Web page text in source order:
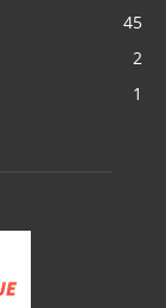
45
2
1